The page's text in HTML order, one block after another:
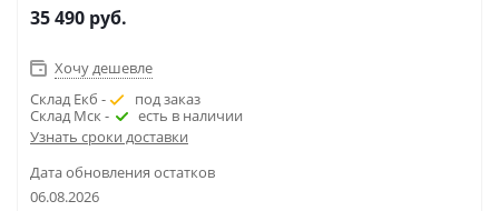
35 490 руб.
Хочу дешевле
Склад Екб -
под заказ
Склад Мск -
есть в наличии
Узнать сроки доставки
Дата обновления остатков
06.08.2026